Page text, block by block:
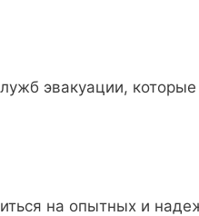
эвакуации,
на опытных и